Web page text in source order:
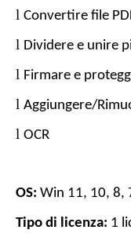
l Convertire file
l Dividere e unire
l Firmare e
l Aggiungere/
l OCR
OS: Win 11, 10, 8,
Tipo di licenza: 1